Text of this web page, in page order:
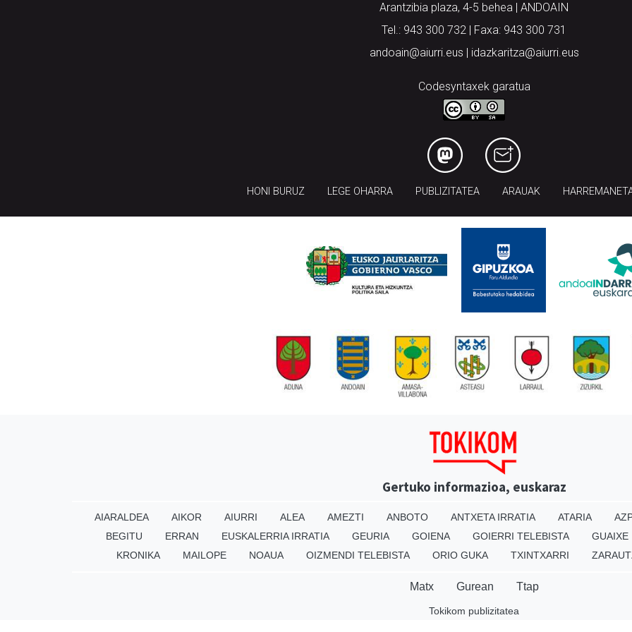
Arantzibia plaza, 4-5 behea | ANDOAIN
Tel.: 943 300 732 | Faxa: 943 300 731
andoain@aiurri.eus | idazkaritza@aiurri.eus
Codesyntaxek garatua
HONI BURUZ LEGE OHARRA PUBLIZITATEA ARAUAK
Gertuko informazioa, euskaraz
AIARALDEA AIKOR AIURRI ALEA AMEZTI ANBOTO ANTXETA IRRATIA ATARIA
BEGITU
ERRAN EUSKALERRIA IRRATIA GEURIA GOIENA GOIERRI TELEBISTA GUAIXE
KRONIKA
MAILOPE NOAUA OIZMENDI TELEBISTA ORIO GUKA TXINTXARRI
Matx Gurean Ttap
Tokikom publizitatea